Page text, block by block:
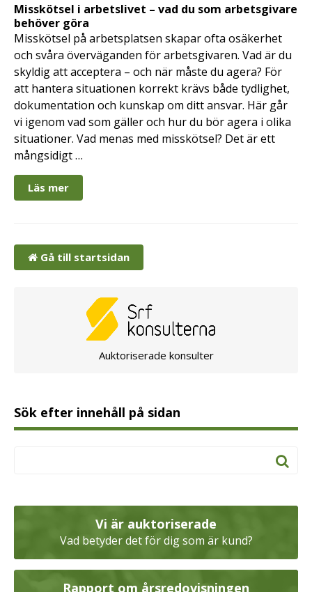
Misskötsel i arbetslivet – vad du som arbetsgivare
behöver göra
Misskötsel på arbetsplatsen skapar ofta osäkerhet
och svåra överväganden för arbetsgivaren. Vad är du
skyldig att acceptera – och när måste du agera? För
att hantera situationen korrekt krävs både tydlighet,
dokumentation och kunskap om ditt ansvar. Här går
vi igenom vad som gäller och hur du bör agera i olika
situationer. Vad menas med misskötsel? Det är ett
mångsidigt …
Läs mer
Gå till startsidan
Auktoriserade konsulter
Sök efter innehåll på sidan
Vi är auktoriserade
Vad betyder det för dig som är kund?
Rapport om årsredovisningen